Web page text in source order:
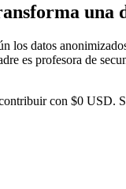
una
los datos
profesora de
con $0 USD.